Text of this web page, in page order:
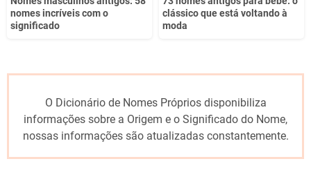
nomes incríveis com o
significado
clássico que está voltando à
moda
O Dicionário de Nomes Próprios disponibiliza
informações sobre a Origem e o Significado do Nome,
nossas informações são atualizadas constantemente.